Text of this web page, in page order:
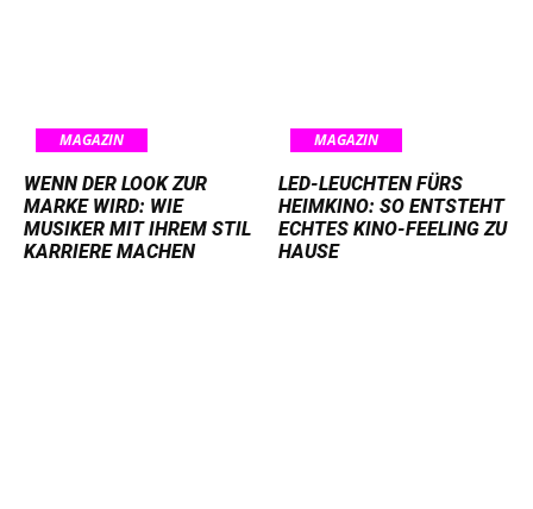
MAGAZIN
WENN DER LOOK ZUR
MARKE WIRD: WIE
MUSIKER MIT IHREM STIL
KARRIERE MACHEN
MAGAZIN
LED-LEUCHTEN FÜRS
HEIMKINO: SO ENTSTEHT
ECHTES KINO-FEELING ZU
HAUSE